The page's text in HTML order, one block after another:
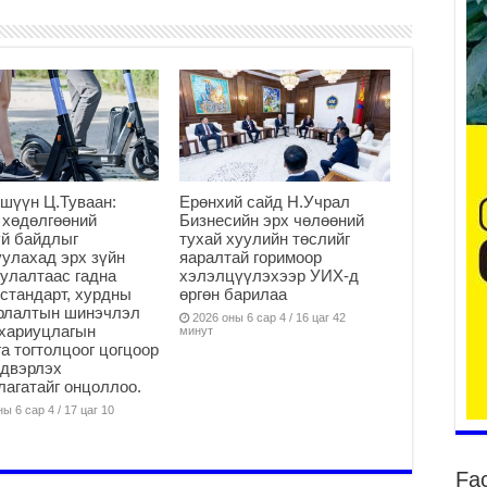
Ц.Туваан:
байдлыг
эрх зүйн
гадна
хурдны
шинэчлэл
тогтолцоог цогцоор
онцоллоо.
6 сар 4 / 17 цаг 10
Ерөнхий сайд Н.Учрал
Бизнесийн эрх чөлөөний
тухай хуулийн төслийг
яаралтай горимоор
хэлэлцүүлэхээр УИХ-д
өргөн барилаа
2026 оны 6 сар 4 / 16 цаг 42
минут